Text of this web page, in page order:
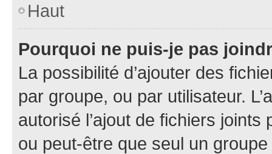
Haut
Pourquoi ne puis-je pas
La possibilité d’ajouter des
par groupe, ou par utilisateur.
autorisé l’ajout de fichiers
ou peut-être que seul un